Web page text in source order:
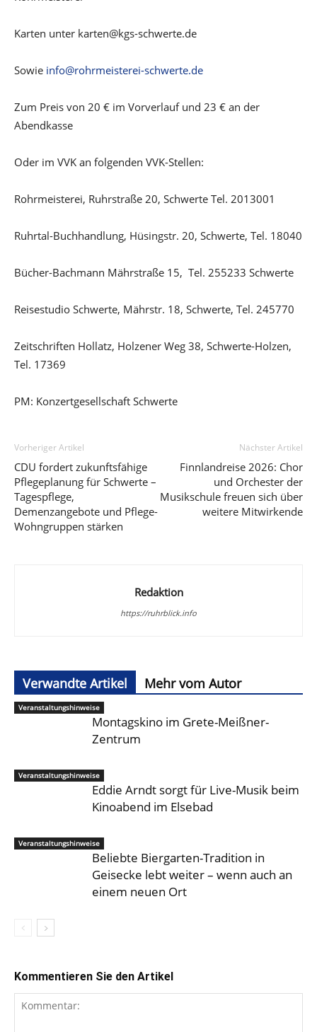
Karten unter karten@kgs-schwerte.de
Sowie info@rohrmeisterei-schwerte.de
Zum Preis von 20 € im Vorverlauf und 23 € an der
Abendkasse
Oder im VVK an folgenden VVK-Stellen:
Rohrmeisterei, Ruhrstraße 20, Schwerte Tel. 2013001
Ruhrtal-Buchhandlung, Hüsingstr. 20, Schwerte, Tel. 18040
Bücher-Bachmann Mährstraße 15, Tel. 255233 Schwerte
Reisestudio Schwerte, Mährstr. 18, Schwerte, Tel. 245770
Zeitschriften Hollatz, Holzener Weg 38, Schwerte-Holzen,
Tel. 17369
PM: Konzertgesellschaft Schwerte
Vorheriger Artikel
CDU fordert zukunftsfähige
Pflegeplanung für Schwerte –
Tagespflege,
Demenzangebote und Pflege-
Wohngruppen stärken
Nächster Artikel
Finnlandreise 2026: Chor
und Orchester der
Musikschule freuen sich über
weitere Mitwirkende
Redaktion
https://ruhrblick.info
Verwandte Artikel Mehr vom Autor
Veranstaltungshinweise
Montagskino im Grete-Meißner-
Zentrum
Veranstaltungshinweise
Eddie Arndt sorgt für Live-Musik beim
Kinoabend im Elsebad
Veranstaltungshinweise
Beliebte Biergarten-Tradition in
Geisecke lebt weiter – wenn auch an
einem neuen Ort
Kommentieren Sie den Artikel